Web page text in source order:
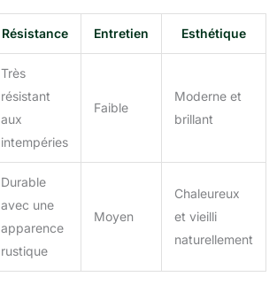
Résistance Entretien Esthétique
Très
résistant
aux
intempéries
Faible
Moderne et
brillant
Durable
avec une
apparence
rustique
Moyen
Chaleureux
et vieilli
naturellement